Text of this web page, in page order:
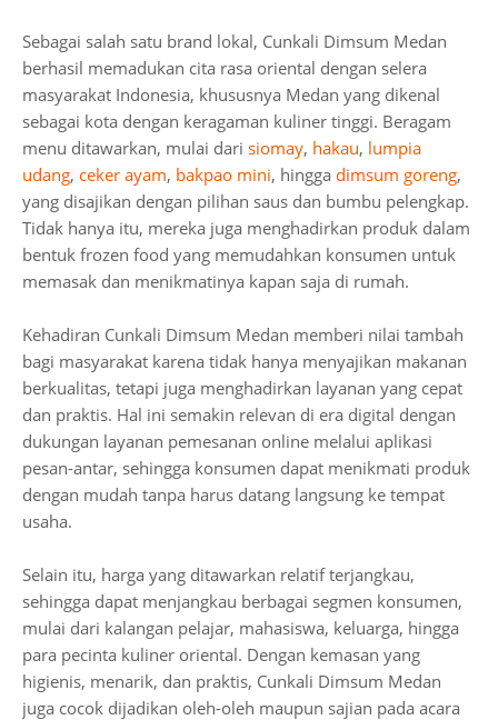
Sebagai salah satu brand lokal, Cunkali Dimsum Medan
berhasil memadukan cita rasa oriental dengan selera
masyarakat Indonesia, khususnya Medan yang dikenal
sebagai kota dengan keragaman kuliner tinggi. Beragam
menu ditawarkan, mulai dari siomay, hakau, lumpia
udang, ceker ayam, bakpao mini, hingga dimsum goreng,
yang disajikan dengan pilihan saus dan bumbu pelengkap.
Tidak hanya itu, mereka juga menghadirkan produk dalam
bentuk frozen food yang memudahkan konsumen untuk
memasak dan menikmatinya kapan saja di rumah.
Kehadiran Cunkali Dimsum Medan memberi nilai tambah
bagi masyarakat karena tidak hanya menyajikan makanan
berkualitas, tetapi juga menghadirkan layanan yang cepat
dan praktis. Hal ini semakin relevan di era digital dengan
dukungan layanan pemesanan online melalui aplikasi
pesan-antar, sehingga konsumen dapat menikmati produk
dengan mudah tanpa harus datang langsung ke tempat
usaha.
Selain itu, harga yang ditawarkan relatif terjangkau,
sehingga dapat menjangkau berbagai segmen konsumen,
mulai dari kalangan pelajar, mahasiswa, keluarga, hingga
para pecinta kuliner oriental. Dengan kemasan yang
higienis, menarik, dan praktis, Cunkali Dimsum Medan
juga cocok dijadikan oleh-oleh maupun sajian pada acara